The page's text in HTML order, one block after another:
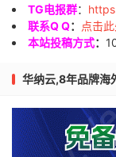
TG电报群：
联系Q Q：
点击
本站投稿方式：
华纳云,8年品牌海